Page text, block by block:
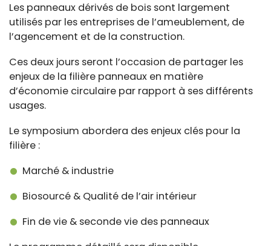
Les panneaux dérivés de bois sont largement
utilisés par les entreprises de l’ameublement, de
l’agencement et de la construction.
Ces deux jours seront l’occasion de partager les
enjeux de la filière panneaux en matière
d’économie circulaire par rapport à ses différents
usages.
Le symposium abordera des enjeux clés pour la
filière :
Marché & industrie
Biosourcé & Qualité de l’air intérieur
Fin de vie & seconde vie des panneaux